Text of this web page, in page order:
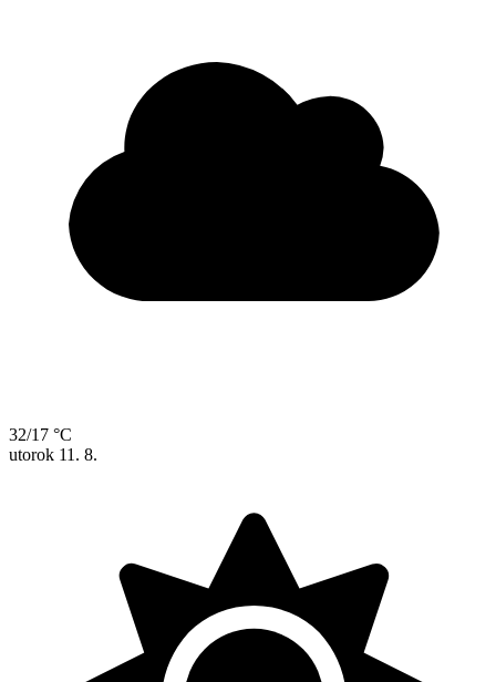
32/17 °C
utorok 11. 8.